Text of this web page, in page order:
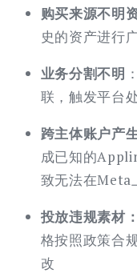
购买来源不明
史的资产进行
业务分割不明
联，触发平台
跨主体账户产
成已知的
致无法在Meta
投放违规素材
格按照政策合
改